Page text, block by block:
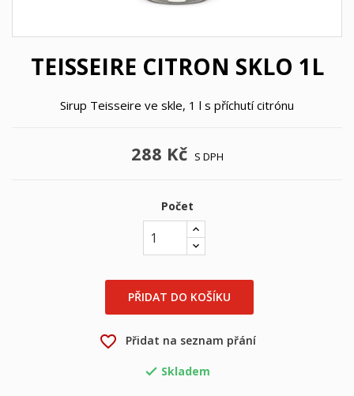
TEISSEIRE CITRON SKLO 1L
Sirup Teisseire ve skle, 1 l s příchutí citrónu
288 Kč S DPH
Počet
PŘIDAT DO KOŠÍKU
favorite_border Přidat na seznam přání
 Skladem
Můj seznam přání
Vytvořit nový seznam
Vytvořit seznam přání
Název seznamu přání
Přihlásit se
Musíte být přihlášen, abyste si mohli výrobky uložit do
svého seznamu přání.